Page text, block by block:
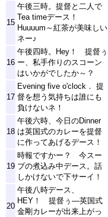
15
午後三時。提督と二人で
Tea timeデース！
Huuuum～紅茶が美味しい
ネー♪
16
午後四時。Hey！ 提督ぅ
ー、私手作りのスコーン
はいかがでしたか～？
17
Evening five o'clock． 提
督を想う気持ちは誰にも
負けないネ！
18
午後六時、今日のDinner
は英国式のカレーを提督
に作ってあげるデース！
19
時報ですかー？ 今スー
プの煮込み中デース。話
しかけないで下サーイ！
20
午後八時デース、
HEY！ 提督ぅ―英国式
金剛カレーが出来上がっ